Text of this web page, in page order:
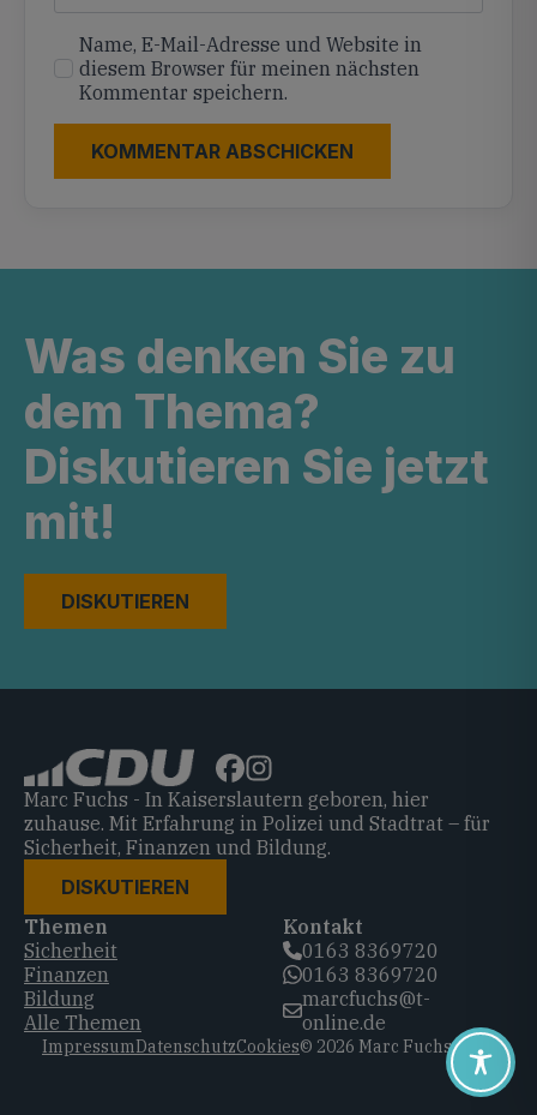
Name, E-Mail-Adresse und Website in
diesem Browser für meinen nächsten
Kommentar speichern.
Was denken Sie zu
dem Thema?
Diskutieren Sie jetzt
mit!
DISKUTIEREN
Marc Fuchs - In Kaiserslautern geboren, hier
zuhause. Mit Erfahrung in Polizei und Stadtrat – für
Sicherheit, Finanzen und Bildung.
DISKUTIEREN
Themen
Sicherheit
Finanzen
Bildung
Alle Themen
Kontakt
0163 8369720‬
0163 8369720‬
marcfuchs@t-
online.de
ImpressumDatenschutzCookies© 2026 Marc Fuchs, CDU